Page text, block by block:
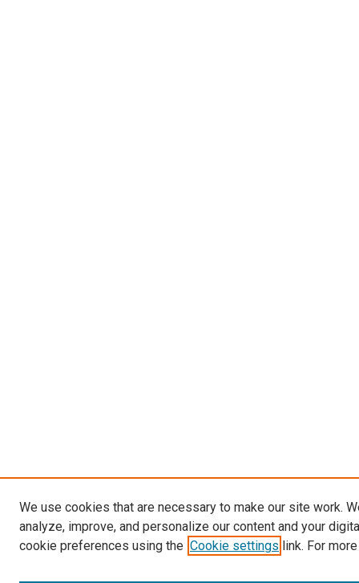
We use cookies that are necessary to make our site work.
analyze, improve, and personalize our content and your
cookie preferences using the Cookie settings link. For